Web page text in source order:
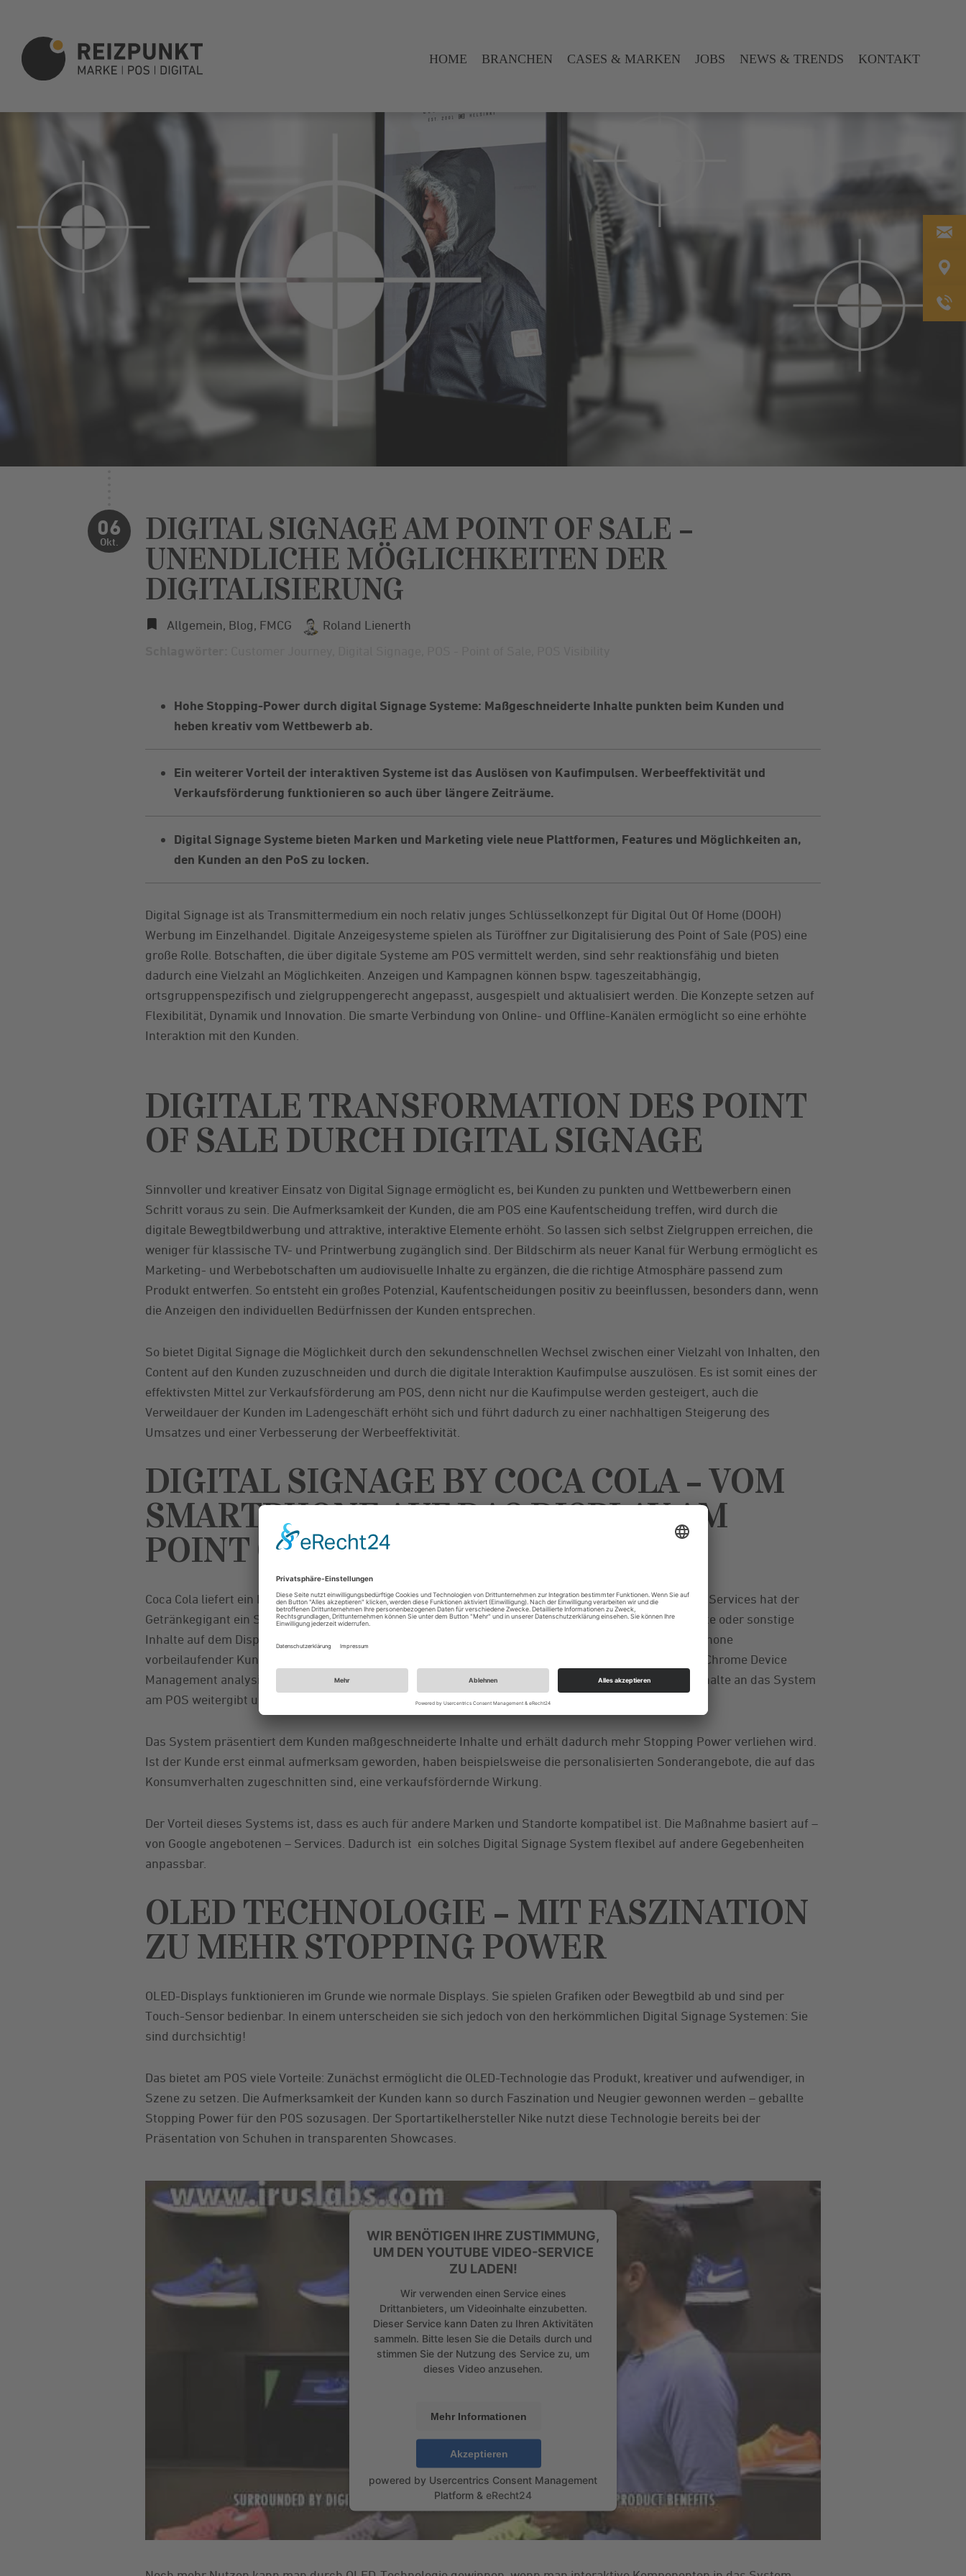
HOME BRANCHEN CASES & MARKEN JOBS NEWS & TRENDS KONTAKT
06
Okt.
DIGITAL SIGNAGE AM POINT OF SALE –
UNENDLICHE MÖGLICHKEITEN DER
DIGITALISIERUNG
Allgemein, Blog, FMCG
Roland Lienerth
Hohe Stopping-Power durch digital Signage Systeme: Maßgeschneiderte Inhalte punkten beim Kunden und
heben kreativ vom Wettbewerb ab.
Ein weiterer Vorteil der interaktiven Systeme ist das Auslösen von Kaufimpulsen. Werbeeffektivität und
Verkaufsförderung funktionieren so auch über längere Zeiträume.
Digital Signage Systeme bieten Marken und Marketing viele neue Plattformen, Features und Möglichkeiten an,
den Kunden an den PoS zu locken.
Digital Signage ist als Transmittermedium ein noch relativ junges Schlüsselkonzept für Digital Out Of Home (DOOH)
Werbung im Einzelhandel. Digitale Anzeigesysteme spielen als Türöffner zur Digitalisierung des Point of Sale (POS) eine
große Rolle. Botschaften, die über digitale Systeme am POS vermittelt werden, sind sehr reaktionsfähig und bieten
dadurch eine Vielzahl an Möglichkeiten. Anzeigen und Kampagnen können bspw. tageszeitabhängig,
ortsgruppenspezifisch und zielgruppengerecht angepasst, ausgespielt und aktualisiert werden. Die Konzepte setzen auf
Flexibilität, Dynamik und Innovation. Die smarte Verbindung von Online- und Offline-Kanälen ermöglicht so eine erhöhte
Interaktion mit den Kunden.
DIGITALE TRANSFORMATION DES POINT
OF SALE DURCH DIGITAL SIGNAGE
Sinnvoller und kreativer Einsatz von Digital Signage ermöglicht es, bei Kunden zu punkten und Wettbewerbern einen
Schritt voraus zu sein. Die Aufmerksamkeit der Kunden, die am POS eine Kaufentscheidung treffen, wird durch die
digitale Bewegtbildwerbung und attraktive, interaktive Elemente erhöht. So lassen sich selbst Zielgruppen erreichen, die
weniger für klassische TV- und Printwerbung zugänglich sind. Der Bildschirm als neuer Kanal für Werbung ermöglicht es
Marketing- und Werbebotschaften um audiovisuelle Inhalte zu ergänzen, die die richtige Atmosphäre passend zum
Produkt entwerfen. So entsteht ein großes Potenzial, Kaufentscheidungen positiv zu beeinflussen, besonders dann, wenn
die Anzeigen den individuellen Bedürfnissen der Kunden entsprechen.
So bietet Digital Signage die Möglichkeit durch den sekundenschnellen Wechsel zwischen einer Vielzahl von Inhalten, den
Content auf den Kunden zuzuschneiden und durch die digitale Interaktion Kaufimpulse auszulösen. Es ist somit eines der
effektivsten Mittel zur Verkaufsförderung am POS, denn nicht nur die Kaufimpulse werden gesteigert, auch die
Verweildauer der Kunden im Ladengeschäft erhöht sich und führt dadurch zu einer nachhaltigen Steigerung des
Umsatzes und einer Verbesserung der Werbeeffektivität.
DIGITAL SIGNAGE BY COCA COLA – VOM
SMARTPHONE AUF DAS DISPLAY AM
POINT OF SALE
Coca Cola liefert ein Best Practice Beispiel für kreative Digital Signage Systeme: Basierend auf Google Services hat der
Getränkegigant ein System entwickelt. Ziel dieser Maßnahme ist es, individuelle Informationen, Rabatte oder sonstige
Inhalte auf dem Display am POS auszuspielen und dadurch mehr Kunden anzusprechen. Das Smartphone
vorbeilaufender Kunden übergibt Daten via Beacon-Technologie an das Cloud-System weiter. Google Chrome Device
Management analysisert Userdaten über das Surfverhalten, woraufhin die Google Cloud passende Inhalte an das System
am POS weitergibt und in Echtzeit abspielt.
Das System präsentiert dem Kunden maßgeschneiderte Inhalte und erhält dadurch mehr Stopping Power verliehen wird.
Ist der Kunde erst einmal aufmerksam geworden, haben beispielsweise die personalisierten Sonderangebote, die auf das
Konsumverhalten zugeschnitten sind, eine verkaufsfördernde Wirkung.
Der Vorteil dieses Systems ist, dass es auch für andere Marken und Standorte kompatibel ist. Die Maßnahme basiert auf –
von Google angebotenen – Services. Dadurch ist ein solches Digital Signage System flexibel auf andere Gegebenheiten
anpassbar.
OLED TECHNOLOGIE – MIT FASZINATION
ZU MEHR STOPPING POWER
OLED-Displays funktionieren im Grunde wie normale Displays. Sie spielen Grafiken oder Bewegtbild ab und sind per
Touch-Sensor bedienbar. In einem unterscheiden sie sich jedoch von den herkömmlichen Digital Signage Systemen: Sie
sind durchsichtig!
Das bietet am POS viele Vorteile: Zunächst ermöglicht die OLED-Technologie das Produkt, kreativer und aufwendiger, in
Szene zu setzen. Die Aufmerksamkeit der Kunden kann so durch Faszination und Neugier gewonnen werden – geballte
Stopping Power für den POS sozusagen. Der Sportartikelhersteller Nike nutzt diese Technologie bereits bei der
Präsentation von Schuhen in transparenten Showcases.
WIR BENÖTIGEN IHRE ZUSTIMMUNG,
UM DEN YOUTUBE VIDEO-SERVICE
ZU LADEN!
Wir verwenden einen Service eines
Drittanbieters, um Videoinhalte einzubetten.
Dieser Service kann Daten zu Ihren Aktivitäten
sammeln. Bitte lesen Sie die Details durch und
stimmen Sie der Nutzung des Service zu, um
dieses Video anzusehen.
Mehr Informationen
Akzeptieren
powered by Usercentrics Consent Management
Platform & eRecht24